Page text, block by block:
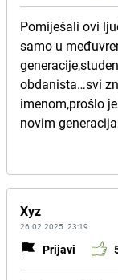
Pomiješali ovi
samo u
obdanista…svi
imenom,prošlo
novim
Xyz
26.02.2025. 23:19
Prijavi